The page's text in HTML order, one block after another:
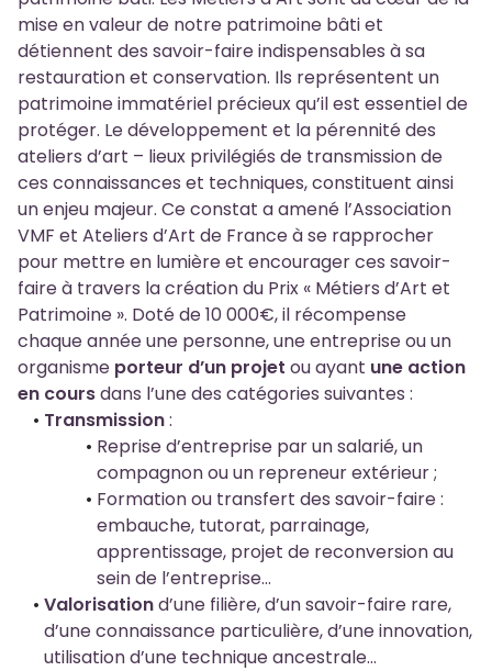
mise en valeur de notre patrimoine bâti et
détiennent des savoir-faire indispensables à sa
restauration et conservation. Ils représentent un
patrimoine immatériel précieux qu’il est essentiel de
protéger. Le développement et la pérennité des
ateliers d’art – lieux privilégiés de transmission de
ces connaissances et techniques, constituent ainsi
un enjeu majeur. Ce constat a amené l’Association
VMF et Ateliers d’Art de France à se rapprocher
pour mettre en lumière et encourager ces savoir-
faire à travers la création du Prix « Métiers d’Art et
Patrimoine ». Doté de 10 000€, il récompense
chaque année une personne, une entreprise ou un
organisme porteur d’un projet ou ayant une action
en coursdans l’une des catégories suivantes :
Transmission:
Reprise d’entreprise par un salarié, un
compagnon ou un repreneur extérieur ;
Formation ou transfert des savoir-faire :
embauche, tutorat, parrainage,
apprentissage, projet de reconversion au
sein de l’entreprise…
Valorisationd’une filière, d’un savoir-faire rare,
d’une connaissance particulière, d’une innovation,
utilisation d’une technique ancestrale…